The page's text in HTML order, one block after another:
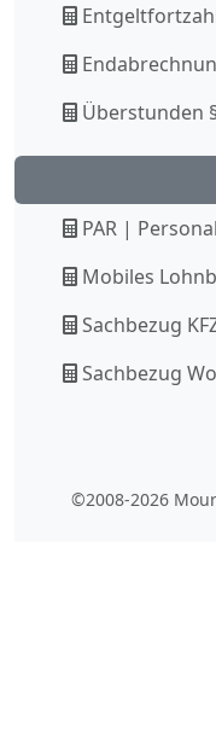
Überstunden
PAR |
Mobiles
Sachbezug
Sachbezug
©2008-2026